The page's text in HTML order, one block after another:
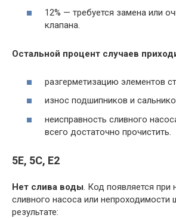
12% — требуется замена или
клапана.
Остальной процент случаев
разгерметизацию элементов
износ подшипников и
неисправность сливного
всего достаточно прочистить.
5E, 5C, E2
Нет слива воды . Код появляется при
сливного насоса или непроходимости
результате: